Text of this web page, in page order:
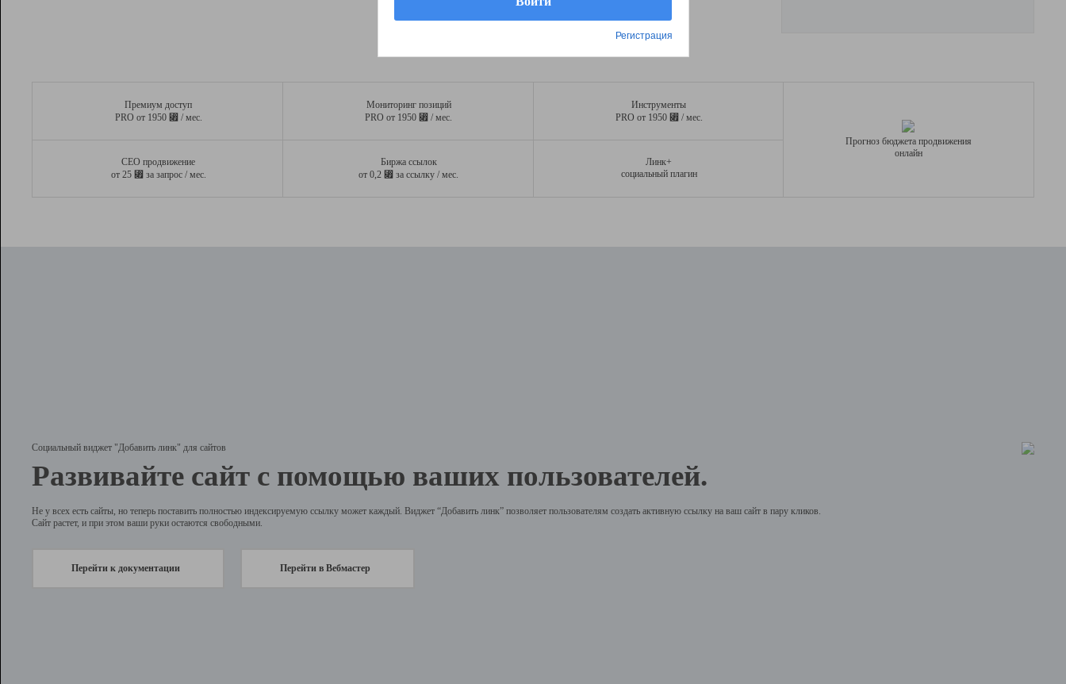
Премиум доступ
PRO от 1950 ⃏ / мес.
Мониторинг позиций
PRO от 1950 ⃏ / мес.
Инструменты
PRO от 1950 ⃏ / мес.
СЕО продвижение
от 25 ⃏ за запрос / мес.
Биржа ссылок
от 0,2 ⃏ за ссылку / мес.
Линк+
социальный плагин
Прогноз бюджета продвижения
онлайн
Социальный виджет "Добавить линк" для сайтов
Развивайте сайт с помощью ваших пользователей.
Не у всех есть сайты, но теперь поставить полностью индексируемую ссылку может каждый. Виджет “Добавить линк” позволяет пользователям создать активную ссылку на ваш сайт в пару кликов.
Сайт растет, и при этом ваши руки остаются свободными.
Перейти к документации Перейти в Вебмастер
Регистрация